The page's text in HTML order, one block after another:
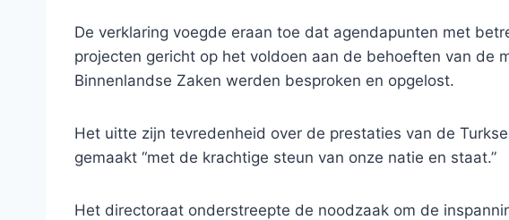
De verklaring voegde eraan toe dat agendapunten met
projecten gericht op het voldoen aan de behoeften van de
Binnenlandse Zaken werden besproken en opgelost.
Het uitte zijn tevredenheid over de prestaties van de
gemaakt “met de krachtige steun van onze natie en staat.”
Het directoraat onderstreepte de noodzaak om de